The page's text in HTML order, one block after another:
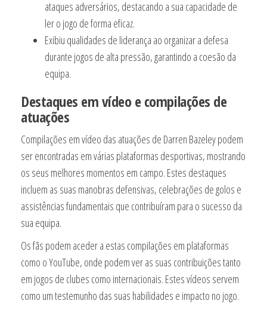
ataques adversários, destacando a sua capacidade de
ler o jogo de forma eficaz.
Exibiu qualidades de liderança ao organizar a defesa
durante jogos de alta pressão, garantindo a coesão da
equipa.
Destaques em vídeo e compilações de
atuações
Compilações em vídeo das atuações de Darren Bazeley podem
ser encontradas em várias plataformas desportivas, mostrando
os seus melhores momentos em campo. Estes destaques
incluem as suas manobras defensivas, celebrações de golos e
assistências fundamentais que contribuíram para o sucesso da
sua equipa.
Os fãs podem aceder a estas compilações em plataformas
como o YouTube, onde podem ver as suas contribuições tanto
em jogos de clubes como internacionais. Estes vídeos servem
como um testemunho das suas habilidades e impacto no jogo.